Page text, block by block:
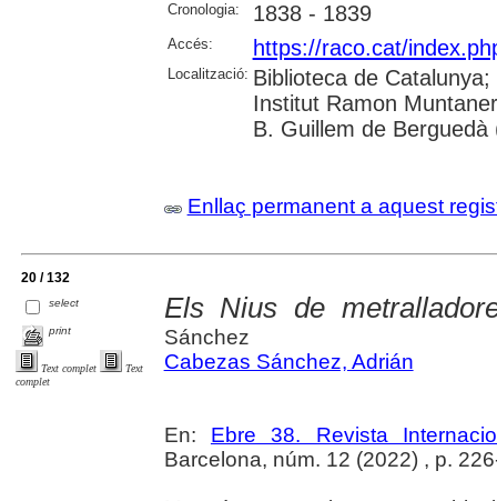
Cronologia: 1838 - 1839
Accés: https://raco.cat/
Localització: Biblioteca de
Institut Ramon
B. Guillem de Berguedà
Enllaç permanent a aquest
20 / 132
select
print
Text complet
Text
complet
Els Nius de
Sánchez
Cabezas Sánchez, Adrián
En: Ebre 38. Revista
Barcelona, núm. 12 (2022) , p.